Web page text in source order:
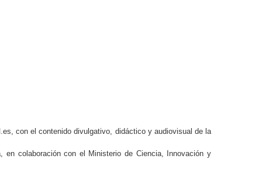
con el contenido divulgativo, didáctico y audiovisual de la
en colaboración con el Ministerio de Ciencia, Innovación y